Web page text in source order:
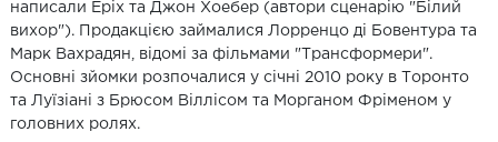
написали Еріх та Джон Хоебер (автори сценарію "Білий
вихор"). Продакцією займалися Лорренцо ді Бовентура та
Марк Вахрадян, відомі за фільмами "Трансформери".
Основні зйомки розпочалися у січні 2010 року в Торонто
та Луїзіані з Брюсом Віллісом та Морганом Фріменом у
головних ролях.